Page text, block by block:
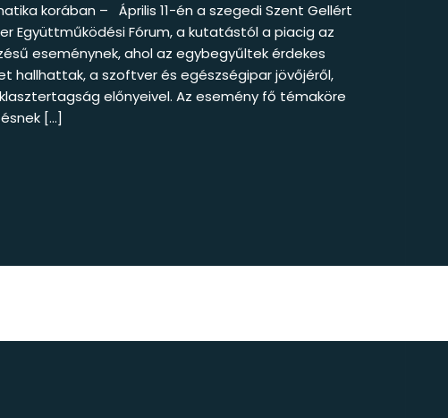
korában – Április 11-én a szegedi Szent Gellért
Együttműködési Fórum, a kutatástól a piacig az
eseménynek, ahol az egybegyűltek érdekes
hallhattak, a szoftver és egészségipar jövőjéről,
előnyeivel. Az esemény fő témaköre
[…]